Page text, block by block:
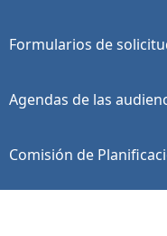
Formularios de
Agendas de las
Comisión de